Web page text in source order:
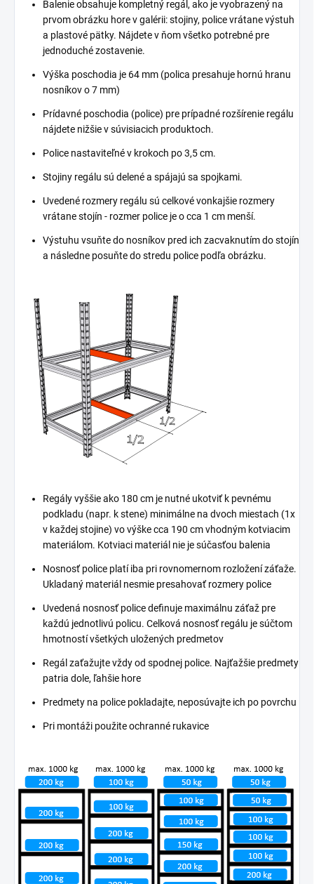
Balenie obsahuje kompletný regál, ako je vyobrazený na
prvom obrázku hore v galérii: stojiny, police vrátane výstuh
a plastové pätky. Nájdete v ňom všetko potrebné pre
jednoduché zostavenie.
Výška poschodia je 64 mm (polica presahuje hornú hranu
nosníkov o 7 mm)
Prídavné poschodia (police) pre prípadné rozšírenie regálu
nájdete nižšie v súvisiacich produktoch.
Police nastaviteľné v krokoch po 3,5 cm.
Stojiny regálu sú delené a spájajú sa spojkami.
Uvedené rozmery regálu sú celkové vonkajšie rozmery
vrátane stojín - rozmer police je o cca 1 cm menší.
Výstuhu vsuňte do nosníkov pred ich zacvaknutím do stojín
a následne posuňte do stredu police podľa obrázku.
Regály vyššie ako 180 cm je nutné ukotviť k pevnému
podkladu (napr. k stene) minimálne na dvoch miestach (1x
v každej stojine) vo výške cca 190 cm vhodným kotviacim
materiálom. Kotviaci materiál nie je súčasťou balenia
Nosnosť police platí iba pri rovnomernom rozložení záťaže.
Ukladaný materiál nesmie presahovať rozmery police
Uvedená nosnosť police definuje maximálnu záťaž pre
každú jednotlivú policu. Celková nosnosť regálu je súčtom
hmotností všetkých uložených predmetov
Regál zaťažujte vždy od spodnej police. Najťažšie predmety
patria dole, ľahšie hore
Predmety na police pokladajte, neposúvajte ich po povrchu
Pri montáži použite ochranné rukavice